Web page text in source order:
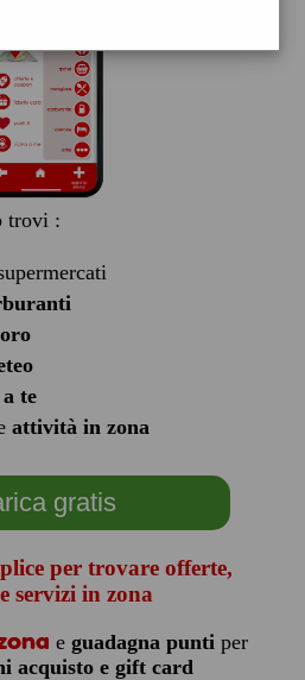
trovi :
te
attività in zona
gratis
per trovare offerte,
servizi in zona
e guadagna puntiper
acquisto e gift card